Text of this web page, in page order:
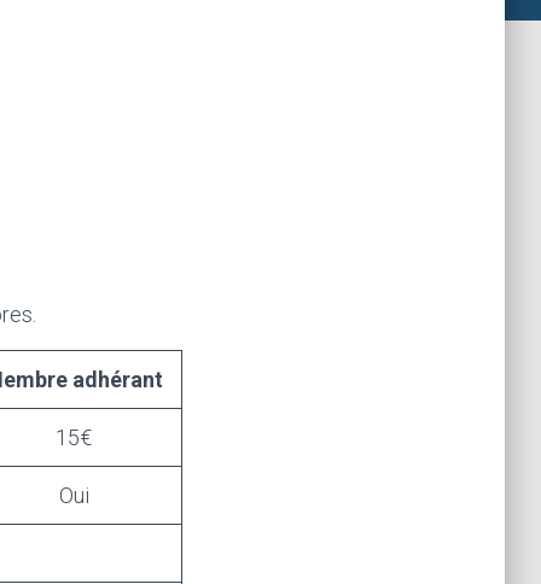
adhérant
15€
Oui